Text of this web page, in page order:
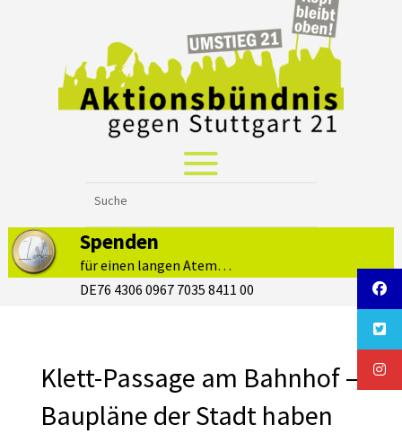
Spenden
für einen langen Atem…
DE76 4306 0967 7035 8411 00
Klett-Passage am Bahnhof –
Baupläne der Stadt haben